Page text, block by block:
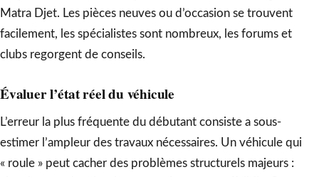
Matra Djet. Les pièces neuves ou d’occasion se trouvent
facilement, les spécialistes sont nombreux, les forums et
clubs regorgent de conseils.
Évaluer l’état réel du véhicule
L’erreur la plus fréquente du débutant consiste a sous-
estimer l’ampleur des travaux nécessaires. Un véhicule qui
« roule » peut cacher des problèmes structurels majeurs :